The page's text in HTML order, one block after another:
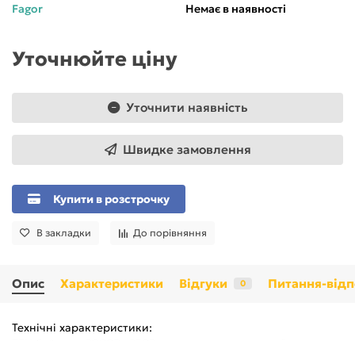
Fagor Немає в наявності
Уточнюйте ціну
Уточнити наявність
Швидке замовлення
Купити в розстрочку
В закладки До порівняння
Опис Характеристики Відгуки 0 Питання-
Технічні характеристики: